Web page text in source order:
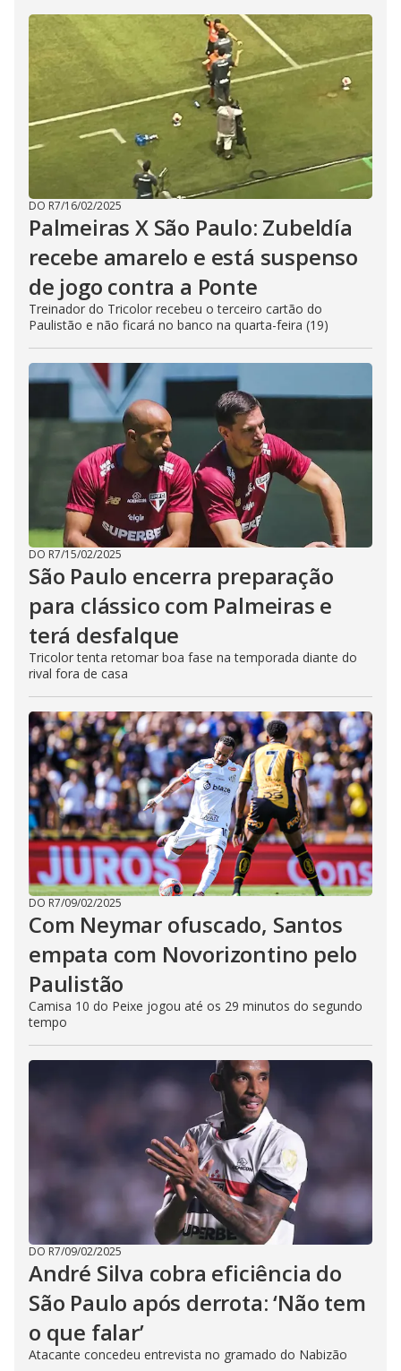
DO R7/16/02/2025
Palmeiras X São Paulo: Zubeldía
recebe amarelo e está suspenso
de jogo contra a Ponte
Treinador do Tricolor recebeu o terceiro cartão do
Paulistão e não ficará no banco na quarta-feira (19)
DO R7/15/02/2025
São Paulo encerra preparação
para clássico com Palmeiras e
terá desfalque
Tricolor tenta retomar boa fase na temporada diante do
rival fora de casa
DO R7/09/02/2025
Com Neymar ofuscado, Santos
empata com Novorizontino pelo
Paulistão
Camisa 10 do Peixe jogou até os 29 minutos do segundo
tempo
DO R7/09/02/2025
André Silva cobra eficiência do
São Paulo após derrota: ‘Não tem
o que falar’
Atacante concedeu entrevista no gramado do Nabizão